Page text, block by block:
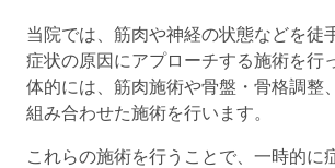
当院では、筋肉や神経の状態などを徒
症状の原因にアプローチする施術を行
体的には、筋肉施術や骨盤・骨格調整
組み合わせた施術を行います。
これらの施術を行うことで、一時的に